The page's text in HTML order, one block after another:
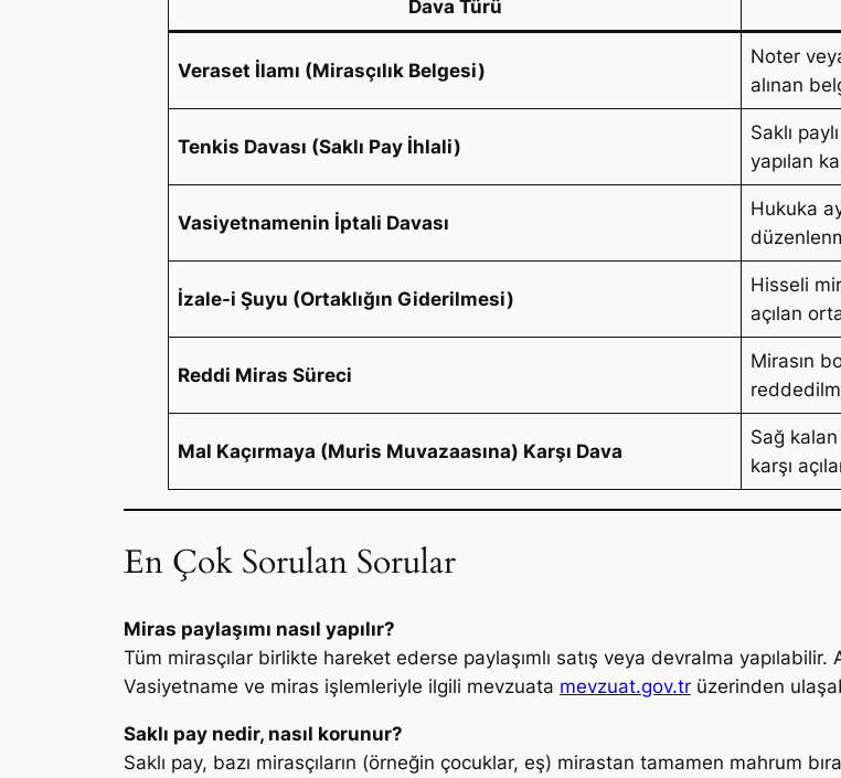
Dava Türü
Veraset İlamı (Mirasçılık Belgesi)
Noter
alınan
Tenkis Davası (Saklı Pay İhlali)
Saklı
yapılan
Vasiyetnamenin İptali Davası
Hukuka
İzale-i Şuyu (Ortaklığın Giderilmesi)
Hisseli
açılan
Reddi Miras Süreci
Mirasın
Mal Kaçırmaya (Muris Muvazaasına) Karşı Dava
Sağ kalan
karşı
En Çok Sorulan Sorular
Miras paylaşımı nasıl yapılır?
Tüm mirasçılar birlikte hareket ederse paylaşımlı satış veya devralma
Vasiyetname ve miras işlemleriyle ilgili mevzuata mevzuat.gov.tr üzerinden
Saklı pay nedir, nasıl korunur?
Saklı pay, bazı mirasçıların (örneğin çocuklar, eş) mirastan tamamen mahrum